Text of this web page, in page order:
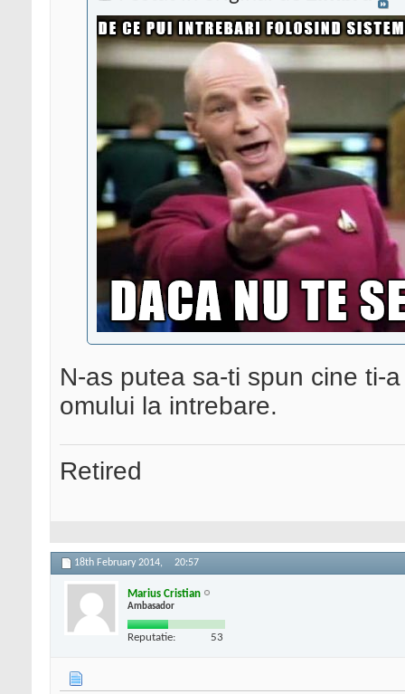
N-as putea sa-ti spun cine ti-
omului la intrebare.
Retired
18th February 2014, 20:57
Marius Cristian
Ambasador
Reputatie: 53